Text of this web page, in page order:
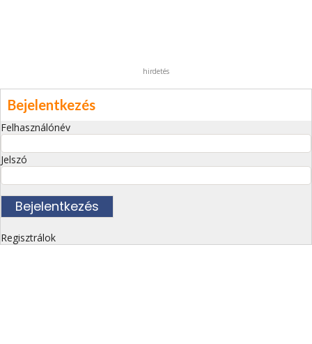
hirdetés
Bejelentkezés
Felhasználónév
Jelszó
Regisztrálok